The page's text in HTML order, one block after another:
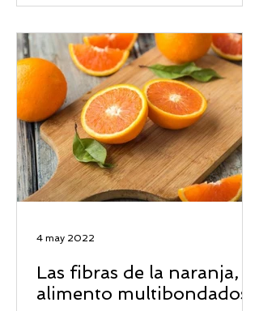
Las fibras de la naranja, el
alimento multibondadoso
4 may 2022